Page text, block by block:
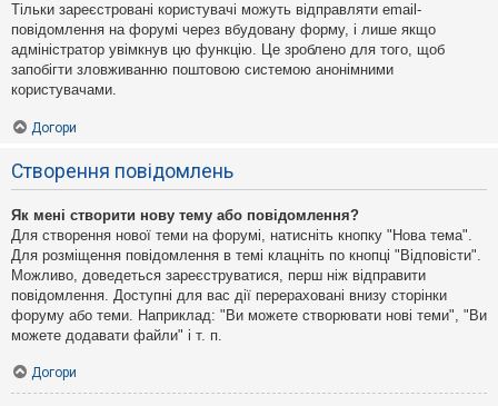
Тільки зареєстровані користувачі можуть відправляти email-
повідомлення на форумі через вбудовану форму, і лише якщо
адміністратор увімкнув цю функцію. Це зроблено для того, щоб
запобігти зловживанню поштовою системою анонімними
користувачами.
Догори
Створення повідомлень
Як мені створити нову тему або повідомлення?
Для створення нової теми на форумі, натисніть кнопку "Нова тема".
Для розміщення повідомлення в темі клацніть по кнопці "Відповісти".
Можливо, доведеться зареєструватися, перш ніж відправити
повідомлення. Доступні для вас дії перераховані внизу сторінки
форуму або теми. Наприклад: "Ви можете створювати нові теми", "Ви
можете додавати файли" і т. п.
Догори